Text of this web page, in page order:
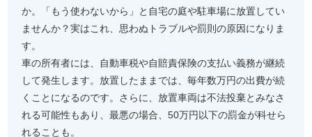
か。「もう使わないから」と自宅の庭や駐車場に放置してい
ませんか？実はこれ、思わぬトラブルや罰則の原因になりま
す。
車の所有者には、自動車税や自賠責保険の支払い義務が継続
して発生します。放置したままでは、毎年数万円の出費が続
くことになるのです。さらに、放置車両は不法投棄とみなさ
れる可能性もあり、最悪の場合、50万円以下の罰金が科せら
れることも。